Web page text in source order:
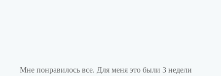
Мне понравилось все. Для меня это были 3 недели